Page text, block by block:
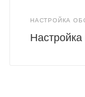
НАСТРОЙКА
Настройка